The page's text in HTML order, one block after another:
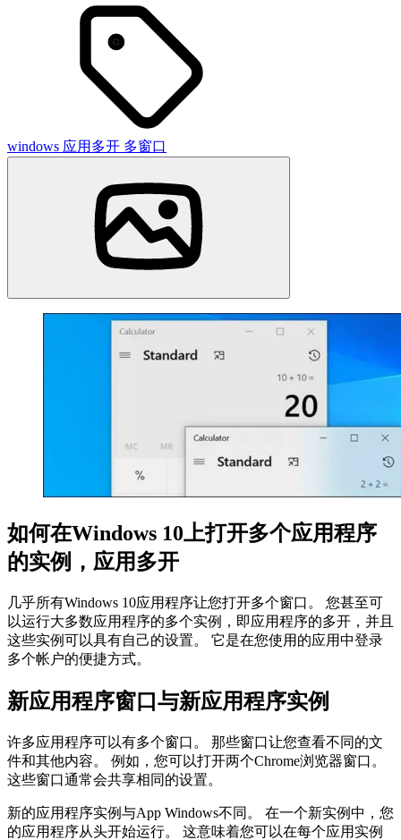
windows 应用多开 多窗口
如何在Windows 10上打开多个应用程序
的实例，应用多开
几乎所有Windows 10应用程序让您打开多个窗口。 您甚至可
以运行大多数应用程序的多个实例，即应用程序的多开，并且
这些实例可以具有自己的设置。 它是在您使用的应用中登录
多个帐户的便捷方式。
新应用程序窗口与新应用程序实例
许多应用程序可以有多个窗口。 那些窗口让您查看不同的文
件和其他内容。 例如，您可以打开两个Chrome浏览器窗口。
这些窗口通常会共享相同的设置。
新的应用程序实例与App Windows不同。 在一个新实例中，您
的应用程序从头开始运行。 这意味着您可以在每个应用实例